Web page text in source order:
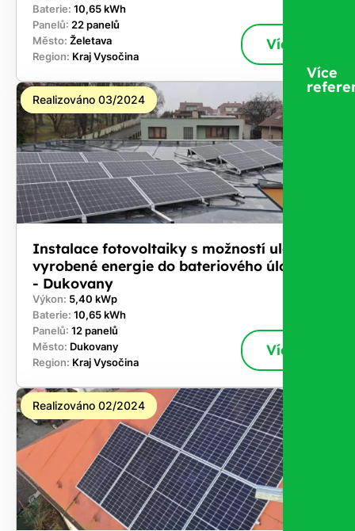
Baterie: 10,65 kWh
Panelů: 22 panelů
Město: Želetava
Region: Kraj Vysočina
Více
Realizováno 03/2024
Instalace fotovoltaiky s možností uložení
vyrobené energie do bateriového úložiště
- Dukovany
Výkon: 5,40 kWp
Baterie: 10,65 kWh
Panelů: 12 panelů
Město: Dukovany
Region: Kraj Vysočina
Více
Realizováno 02/2024
Více